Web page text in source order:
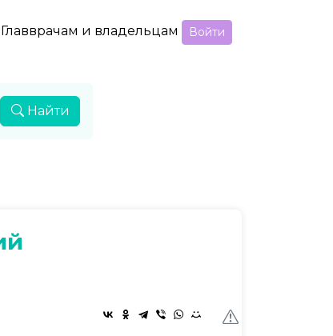
Главврачам и владельцам Войти
Найти